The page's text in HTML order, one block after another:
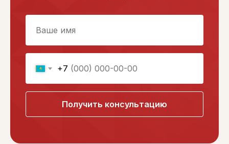
+7
Получить консультацию